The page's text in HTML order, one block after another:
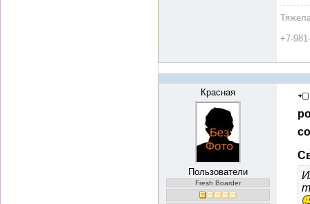
+7-
Красная
Пользователи
Fresh Boarder